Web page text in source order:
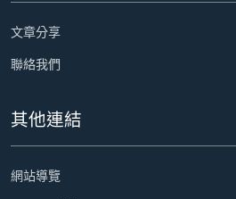
文章分享
聯絡我們
其他連結
網站導覽